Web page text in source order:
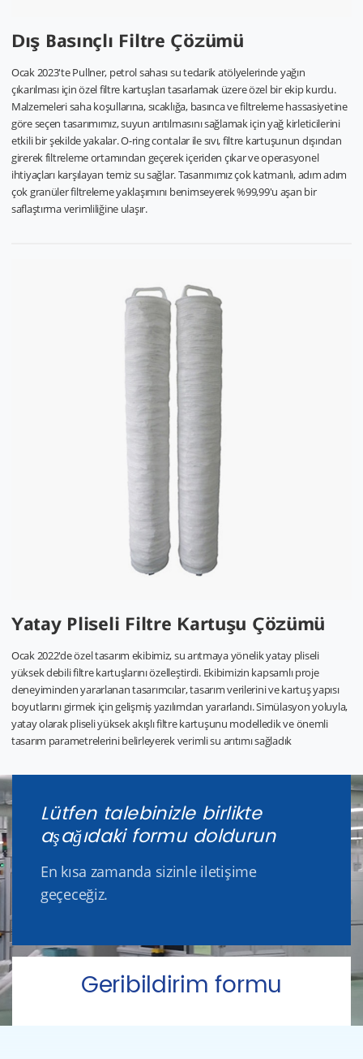
Dış Basınçlı Filtre Çözümü
Ocak 2023'te Pullner, petrol sahası su tedarik atölyelerinde yağın
çıkarılması için özel filtre kartuşları tasarlamak üzere özel bir ekip kurdu.
Malzemeleri saha koşullarına, sıcaklığa, basınca ve filtreleme hassasiyetine
göre seçen tasarımımız, suyun arıtılmasını sağlamak için yağ kirleticilerini
etkili bir şekilde yakalar. O-ring contalar ile sıvı, filtre kartuşunun dışından
girerek filtreleme ortamından geçerek içeriden çıkar ve operasyonel
ihtiyaçları karşılayan temiz su sağlar. Tasarımımız çok katmanlı, adım adım
çok granüler filtreleme yaklaşımını benimseyerek %99,99'u aşan bir
saflaştırma verimliliğine ulaşır.
Yatay Pliseli Filtre Kartuşu Çözümü
Ocak 2022'de özel tasarım ekibimiz, su arıtmaya yönelik yatay pliseli
yüksek debili filtre kartuşlarını özelleştirdi. Ekibimizin kapsamlı proje
deneyiminden yararlanan tasarımcılar, tasarım verilerini ve kartuş yapısı
boyutlarını girmek için gelişmiş yazılımdan yararlandı. Simülasyon yoluyla,
yatay olarak pliseli yüksek akışlı filtre kartuşunu modelledik ve önemli
tasarım parametrelerini belirleyerek verimli su arıtımı sağladık
Lütfen talebinizle birlikte
aşağıdaki formu doldurun
En kısa zamanda sizinle iletişime
geçeceğiz.
Geribildirim formu